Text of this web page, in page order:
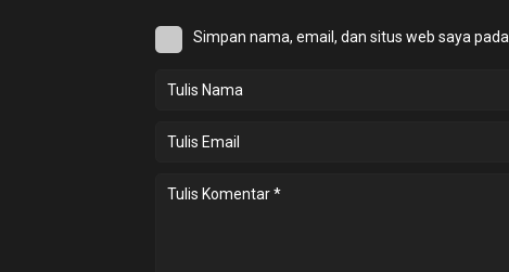
Simpan nama, email, dan situs web saya